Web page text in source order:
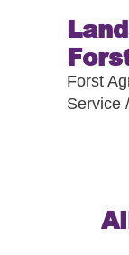
Forst
Service